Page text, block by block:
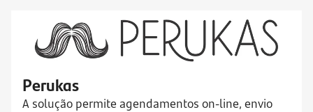
Perukas
A solução permite agendamentos on-line, envio